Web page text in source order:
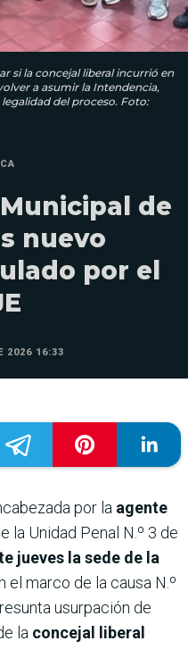
si la concejal liberal incurrió en
a asumir la Intendencia,
del proceso. Foto:
de
nuevo
por el
2026 16:33
por la agente
la Unidad Penal N.º 3 de
jueves la sede de la
el marco de la causa N.º
usurpación de
la concejal liberal